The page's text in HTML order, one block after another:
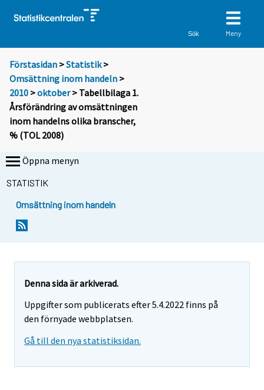
Sök Meny
Förstasidan >Statistik >
Omsättning inom handeln >
2010 >oktober> Tabellbilaga 1.
Årsförändring av omsättningen
inom handelns olika branscher,
% (TOL 2008)
Öppna menyn
STATISTIK
Omsättning inom handeln
Denna sida är arkiverad.
Uppgifter som publicerats efter 5.4.2022 finns på
den förnyade webbplatsen.
Gå till den nya statistiksidan.